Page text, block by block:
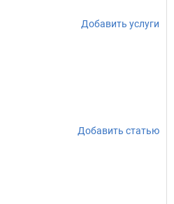
Добавить услуги
Добавить статью